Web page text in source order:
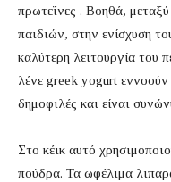
πρωτεΐνες . Βοηθά,
παιδιών, στην ενίσχυση
καλύτερη λειτουργία του
λένε greek yogurt εννοούν
δημοφιλές και είναι
Στο κέικ αυτό
πούδρα. Τα ωφέλιμα